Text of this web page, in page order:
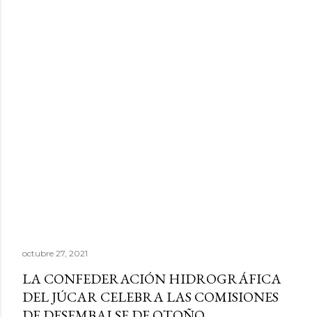
octubre 27, 2021
LA CONFEDERACIÓN HIDROGRÁFICA
DEL JÚCAR CELEBRA LAS COMISIONES